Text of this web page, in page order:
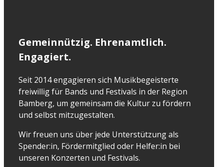
Gemeinnützig. Ehrenamtlich.
Engagiert.
Seit 2014 engagieren sich Musikbegeisterte
freiwillig für Bands und Festivals in der Region
Bamberg, um gemeinsam die Kultur zu fördern
und selbst mitzugestalten.
Wir freuen uns über jede Unterstützung als
Spender:in, Fördermitglied oder Helfer:in bei
unseren Konzerten und Festivals.